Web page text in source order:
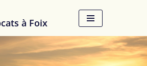
à Foix